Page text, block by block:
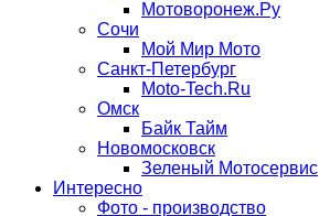
Мотоворонеж.Ру
Сочи
Мой Мир Мото
Санкт-Петербург
Moto-Tech.Ru
Омск
Байк Тайм
Новомосковск
Зеленый Мотосервис
Интересно
Фото - производство